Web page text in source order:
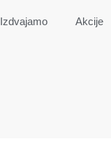
Izdvajamo Akcije